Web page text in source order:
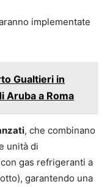
implementate
Gualtieri in
Aruba a Roma
, che combinano
unità di
gas refrigeranti a
garantendo una